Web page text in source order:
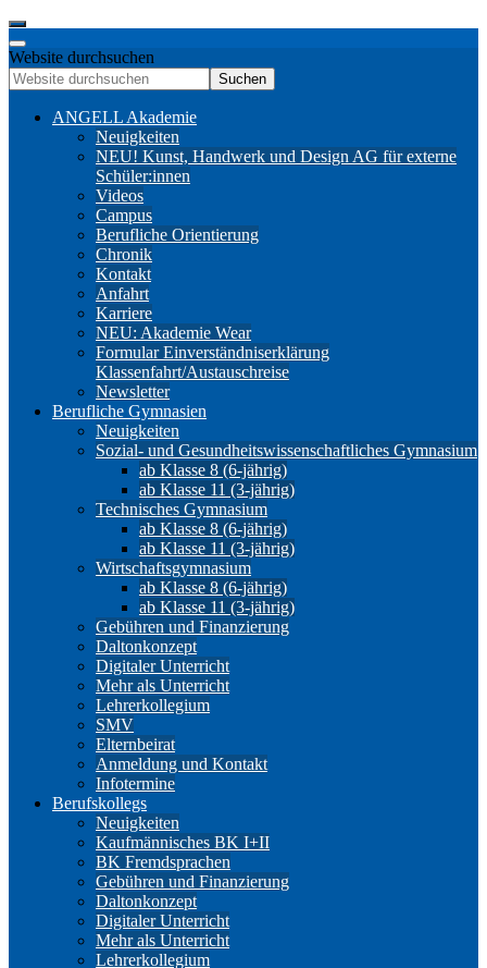
Website durchsuchen
Suchen
ANGELL Akademie
Neuigkeiten
NEU! Kunst, Handwerk und Design AG für externe
Schüler:innen
Videos
Campus
Berufliche Orientierung
Chronik
Kontakt
Anfahrt
Karriere
NEU: Akademie Wear
Formular Einverständniserklärung
Klassenfahrt/Austauschreise
Newsletter
Berufliche Gymnasien
Neuigkeiten
Sozial- und Gesundheitswissenschaftliches Gymnasium
ab Klasse 8 (6-jährig)
ab Klasse 11 (3-jährig)
Technisches Gymnasium
ab Klasse 8 (6-jährig)
ab Klasse 11 (3-jährig)
Wirtschaftsgymnasium
ab Klasse 8 (6-jährig)
ab Klasse 11 (3-jährig)
Gebühren und Finanzierung
Daltonkonzept
Digitaler Unterricht
Mehr als Unterricht
Lehrerkollegium
SMV
Elternbeirat
Anmeldung und Kontakt
Infotermine
Berufskollegs
Neuigkeiten
Kaufmännisches BK I+II
BK Fremdsprachen
Gebühren und Finanzierung
Daltonkonzept
Digitaler Unterricht
Mehr als Unterricht
Lehrerkollegium